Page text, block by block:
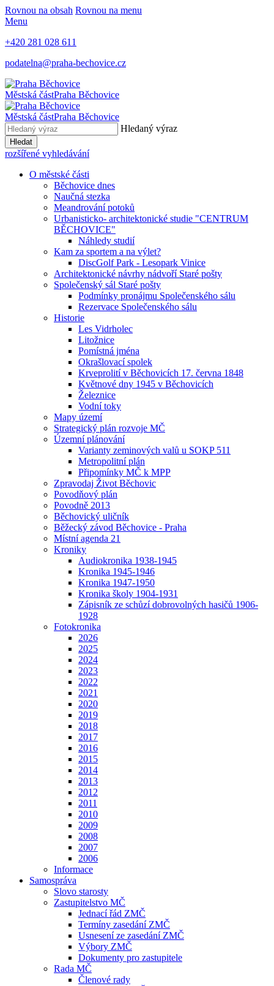
Rovnou na obsah Rovnou na menu
Menu
+420 281 028 611
podatelna@praha-bechovice.cz
Městská částPraha Běchovice
Městská částPraha Běchovice
Hledaný výraz
Hledat
rozšířené vyhledávání
O městské části
Běchovice dnes
Naučná stezka
Meandrování potoků
Urbanisticko- architektonické studie "CENTRUM
BĚCHOVICE"
Náhledy studií
Kam za sportem a na výlet?
DiscGolf Park - Lesopark Vinice
Architektonické návrhy nádvoří Staré pošty
Společenský sál Staré pošty
Podmínky pronájmu Společenského sálu
Rezervace Společenského sálu
Historie
Les Vidrholec
Litožnice
Pomístná jména
Okrašlovací spolek
Krveprolití v Běchovicích 17. června 1848
Květnové dny 1945 v Běchovicích
Železnice
Vodní toky
Mapy území
Strategický plán rozvoje MČ
Územní plánování
Varianty zeminových valů u SOKP 511
Metropolitní plán
Připomínky MČ k MPP
Zpravodaj Život Běchovic
Povodňový plán
Povodně 2013
Běchovický uličník
Běžecký závod Běchovice - Praha
Místní agenda 21
Kroniky
Audiokronika 1938-1945
Kronika 1945-1946
Kronika 1947-1950
Kronika školy 1904-1931
Zápisník ze schůzí dobrovolných hasičů 1906-
1928
Fotokronika
2026
2025
2024
2023
2022
2021
2020
2019
2018
2017
2016
2015
2014
2013
2012
2011
2010
2009
2008
2007
2006
Informace
Samospráva
Slovo starosty
Zastupitelstvo MČ
Jednací řád ZMČ
Termíny zasedání ZMČ
Usnesení ze zasedání ZMČ
Výbory ZMČ
Dokumenty pro zastupitele
Rada MČ
Členové rady